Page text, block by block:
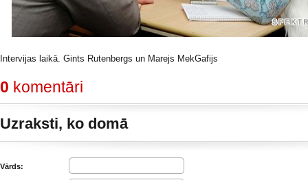
Intervijas laikā. Gints Rutenbergs un Marejs MekGafijs
0 komentāri
Uzraksti, ko domā
Vārds: